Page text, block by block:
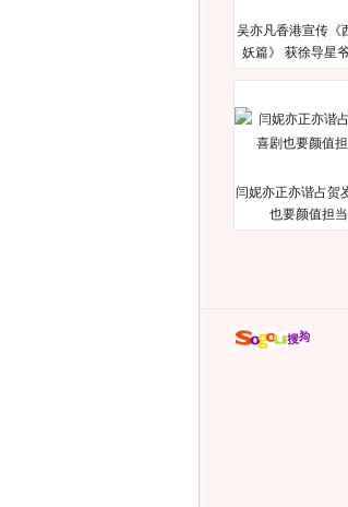
吴亦凡香港宣传《
妖篇》 获徐导星
闫妮亦正亦谐占贺
也要颜值担当